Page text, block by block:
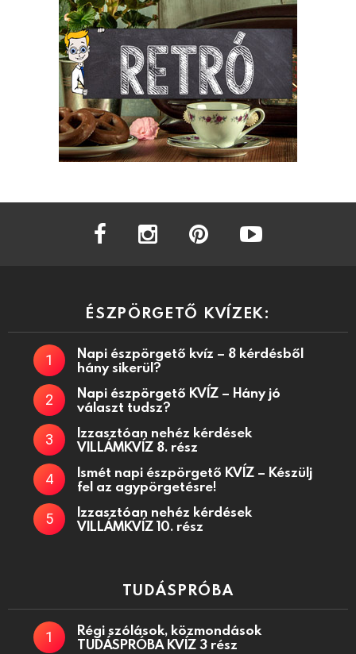
facebook instagram
ÉSZPÖRGETŐ KVÍZEK:
Napi észpörgető kvíz – 8 kérdésből
hány sikerül?
Napi észpörgető KVÍZ – Hány jó
választ tudsz?
Izzasztóan nehéz kérdések
VILLÁMKVÍZ 8. rész
Ismét napi észpörgető KVÍZ – Készülj
fel az agypörgetésre!
Izzasztóan nehéz kérdések
VILLÁMKVÍZ 10. rész
TUDÁSPRÓBA
Régi szólások, közmondások
TUDÁSPRÓBA KVÍZ 3 rész